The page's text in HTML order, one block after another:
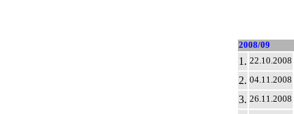
2008/09
1. 22.10.2008
2. 04.11.2008
3. 26.11.2008